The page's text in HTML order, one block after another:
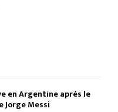
en Argentine après le
Jorge Messi